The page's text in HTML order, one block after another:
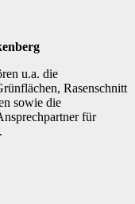
u.a. die
Rasenschnitt
sowie die
für